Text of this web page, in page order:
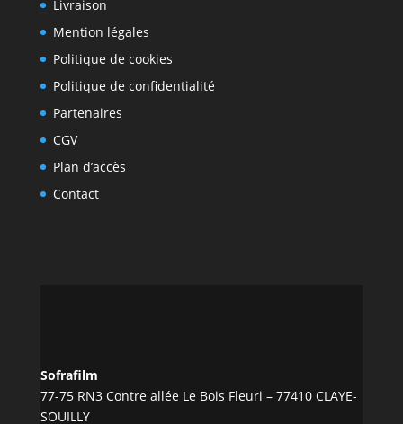
Livraison
Mention légales
Politique de cookies
Politique de confidentialité
Partenaires
CGV
Plan d’accès
Contact
Sofrafilm
77-75 RN3 Contre allée Le Bois Fleuri – 77410 CLAYE-
SOUILLY